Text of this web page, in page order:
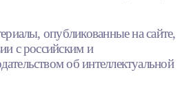
опубликованные на сайте,
с российским и
об интеллектуальной